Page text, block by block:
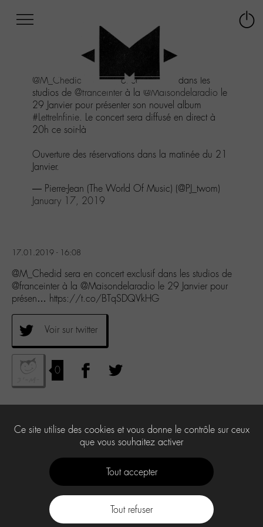
au
menu
Aller
contenu
recherche
@M_Chedid sera en concert exclusif dans les
studios de @franceinter à la @Maisondelaradio le
29 Janvier pour présenter son nouvel album
#LettreInfinie. Le concert sera diffusé en direct à
20h ce soir-là
Ouverture des réservations dans la matinée du 21
Janvier.
— Pierre-Jean (The World Of Music) (@PJ_twom)
January 17, 2019
17.01.2019 - 16:08
@M_Chedid sera en concert exclusif dans les studios de
@franceinter à la @Maisondelaradio le 29 Janvier pour
présen… https://t.co/BTqSDQVkHG
Voir sur twitter
0
Ce site utilise des cookies et vous donne le contrôle sur ceux
que vous souhaitez activer
Tout accepter
Tout refuser